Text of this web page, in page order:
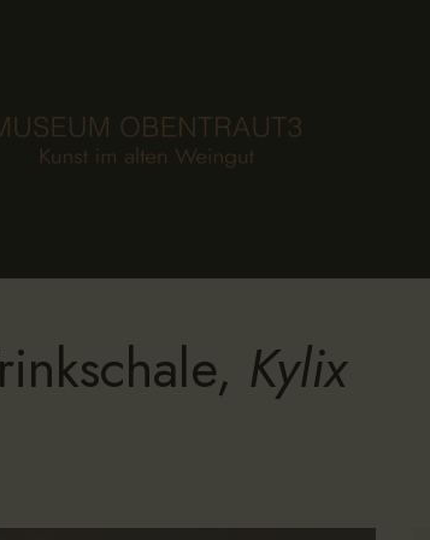
Kylix